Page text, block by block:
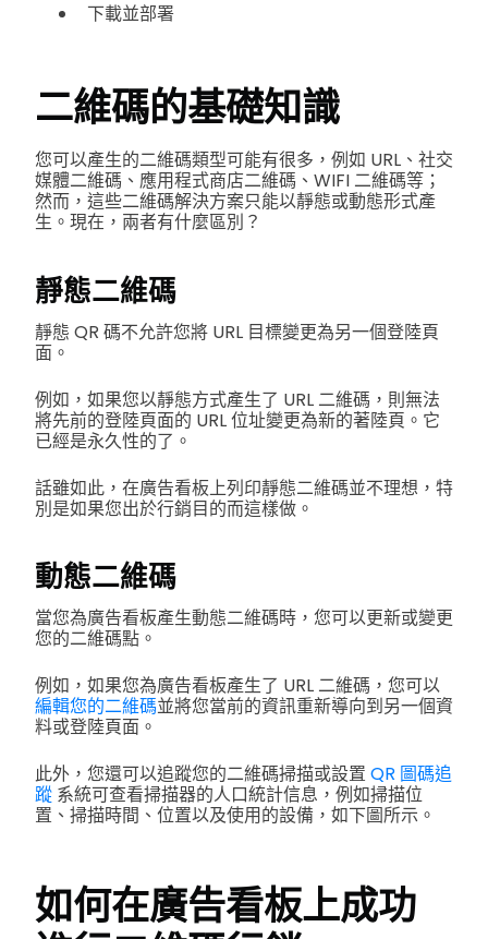
下載並部署
二維碼的基礎知識
您可以產生的二維碼類型可能有很多，例如 URL、社交
媒體二維碼、應用程式商店二維碼、WIFI 二維碼等；
然而，這些二維碼解決方案只能以靜態或動態形式產
生。現在，兩者有什麼區別？
靜態二維碼
靜態 QR 碼不允許您將 URL 目標變更為另一個登陸頁
面。
例如，如果您以靜態方式產生了 URL 二維碼，則無法
將先前的登陸頁面的 URL 位址變更為新的著陸頁。它
已經是永久性的了。
話雖如此，在廣告看板上列印靜態二維碼並不理想，特
別是如果您出於行銷目的而這樣做。
動態二維碼
當您為廣告看板產生動態二維碼時 ，您可以更新或變更
您的二維碼點。
例如，如果您為廣告看板產生了 URL 二維碼，您可以
編輯您的二維碼並將您當前的資訊重新導向到另一個資
料或登陸頁面。
此外，您還可以追蹤您的二維碼掃描或設置 QR 圖碼追
蹤 系統可查看掃描器的人口統計信息，例如掃描位
置、掃描時間、位置以及使用的設備，如下圖所示。
如何在廣告看板上成功